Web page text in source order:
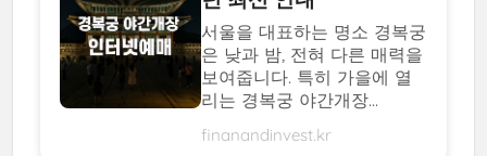
서울을 대표하는 명소 경복궁
은 낮과 밤, 전혀 다른 매력을
보여줍니다. 특히 가을에 열
리는 경복궁 야간개장...
finanandinvest.kr